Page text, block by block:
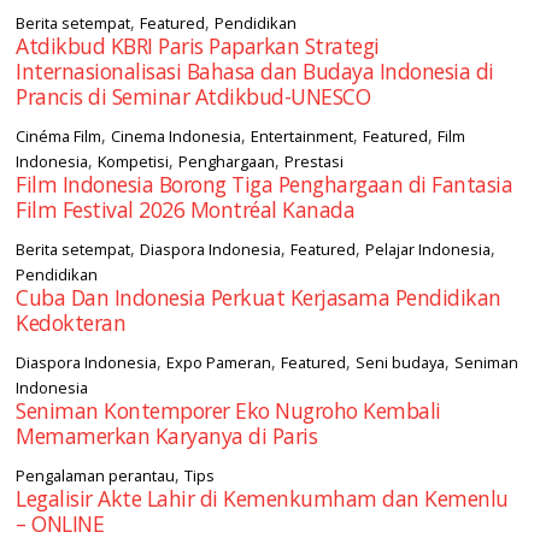
Berita setempat,Featured,Pendidikan
Atdikbud KBRI Paris Paparkan Strategi
Internasionalisasi Bahasa dan Budaya Indonesia di
Prancis di Seminar Atdikbud-UNESCO
Cinéma Film,Cinema Indonesia,Entertainment,Featured,Film
Indonesia,Kompetisi,Penghargaan,Prestasi
Film Indonesia Borong Tiga Penghargaan di Fantasia
Film Festival 2026 Montréal Kanada
Berita setempat,Diaspora Indonesia,Featured,Pelajar Indonesia,
Pendidikan
Cuba Dan Indonesia Perkuat Kerjasama Pendidikan
Kedokteran
Diaspora Indonesia,Expo Pameran,Featured, Seni budaya, Seniman
Indonesia
Seniman Kontemporer Eko Nugroho Kembali
Memamerkan Karyanya di Paris
Pengalaman perantau,Tips
Legalisir Akte Lahir di Kemenkumham dan Kemenlu
– ONLINE